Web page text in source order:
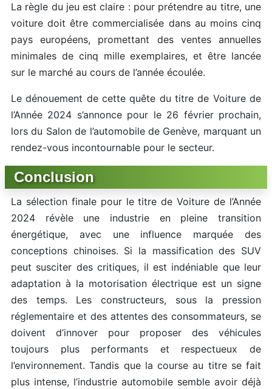
La règle du jeu est claire : pour prétendre au titre, une
voiture doit être commercialisée dans au moins cinq
pays européens, promettant des ventes annuelles
minimales de cinq mille exemplaires, et être lancée
sur le marché au cours de l’année écoulée.
Le dénouement de cette quête du titre de Voiture de
l’Année 2024 s’annonce pour le 26 février prochain,
lors du Salon de l’automobile de Genève, marquant un
rendez-vous incontournable pour le secteur.
Conclusion
La sélection finale pour le titre de Voiture de l’Année
2024 révèle une industrie en pleine transition
énergétique, avec une influence marquée des
conceptions chinoises. Si la massification des SUV
peut susciter des critiques, il est indéniable que leur
adaptation à la motorisation électrique est un signe
des temps. Les constructeurs, sous la pression
réglementaire et des attentes des consommateurs, se
doivent d’innover pour proposer des véhicules
toujours plus performants et respectueux de
l’environnement. Tandis que la course au titre se fait
plus intense, l’industrie automobile semble avoir déjà